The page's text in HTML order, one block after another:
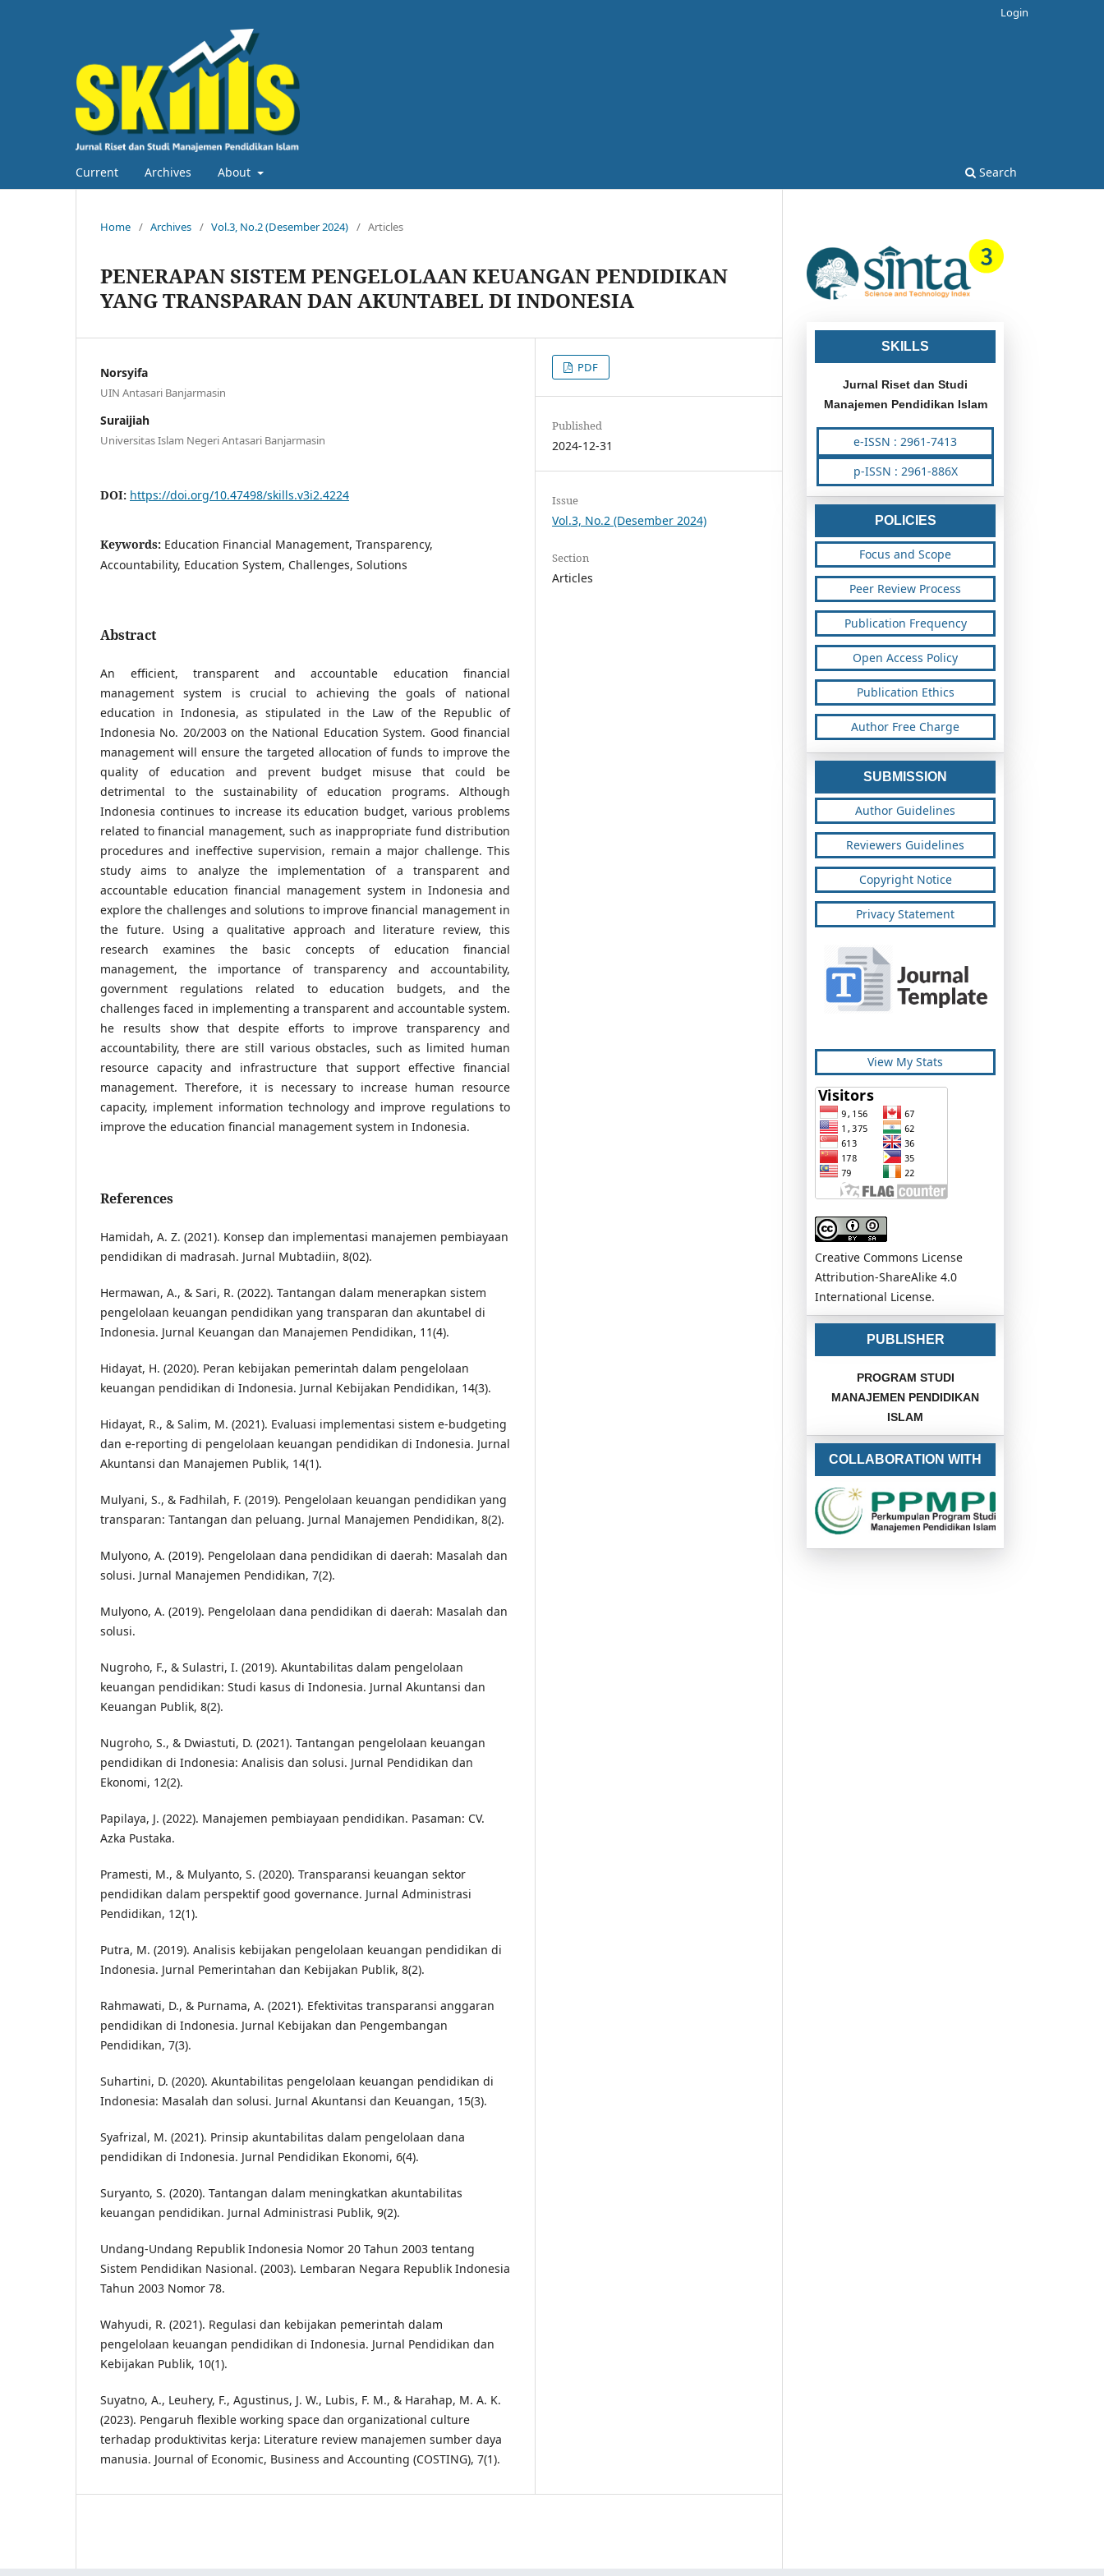
Current Archives About Search
Login
Home / Archives / Vol.3, No.2 (Desember 2024) / Articles
PENERAPAN SISTEM PENGELOLAAN KEUANGAN PENDIDIKAN
YANG TRANSPARAN DAN AKUNTABEL DI INDONESIA
Norsyifa
UIN Antasari Banjarmasin
Suraijiah
Universitas Islam Negeri Antasari Banjarmasin
DOI: https://doi.org/10.47498/skills.v3i2.4224
Keywords: Education Financial Management, Transparency,
Accountability, Education System, Challenges, Solutions
Abstract
An efficient, transparent and accountable education financial
management system is crucial to achieving the goals of national
education in Indonesia, as stipulated in the Law of the Republic of
Indonesia No. 20/2003 on the National Education System. Good financial
management will ensure the targeted allocation of funds to improve the
quality of education and prevent budget misuse that could be
detrimental to the sustainability of education programs. Although
Indonesia continues to increase its education budget, various problems
related to financial management, such as inappropriate fund distribution
procedures and ineffective supervision, remain a major challenge. This
study aims to analyze the implementation of a transparent and
accountable education financial management system in Indonesia and
explore the challenges and solutions to improve financial management in
the future. Using a qualitative approach and literature review, this
research examines the basic concepts of education financial
management, the importance of transparency and accountability,
government regulations related to education budgets, and the
challenges faced in implementing a transparent and accountable system.
he results show that despite efforts to improve transparency and
accountability, there are still various obstacles, such as limited human
resource capacity and infrastructure that support effective financial
management. Therefore, it is necessary to increase human resource
capacity, implement information technology and improve regulations to
improve the education financial management system in Indonesia.
References
Hamidah, A. Z. (2021). Konsep dan implementasi manajemen pembiayaan
pendidikan di madrasah. Jurnal Mubtadiin, 8(02).
Hermawan, A., & Sari, R. (2022). Tantangan dalam menerapkan sistem
pengelolaan keuangan pendidikan yang transparan dan akuntabel di
Indonesia. Jurnal Keuangan dan Manajemen Pendidikan, 11(4).
Hidayat, H. (2020). Peran kebijakan pemerintah dalam pengelolaan
keuangan pendidikan di Indonesia. Jurnal Kebijakan Pendidikan, 14(3).
Hidayat, R., & Salim, M. (2021). Evaluasi implementasi sistem e-budgeting
dan e-reporting di pengelolaan keuangan pendidikan di Indonesia. Jurnal
Akuntansi dan Manajemen Publik, 14(1).
Mulyani, S., & Fadhilah, F. (2019). Pengelolaan keuangan pendidikan yang
transparan: Tantangan dan peluang. Jurnal Manajemen Pendidikan, 8(2).
Mulyono, A. (2019). Pengelolaan dana pendidikan di daerah: Masalah dan
solusi. Jurnal Manajemen Pendidikan, 7(2).
Mulyono, A. (2019). Pengelolaan dana pendidikan di daerah: Masalah dan
solusi.
Nugroho, F., & Sulastri, I. (2019). Akuntabilitas dalam pengelolaan
keuangan pendidikan: Studi kasus di Indonesia. Jurnal Akuntansi dan
Keuangan Publik, 8(2).
Nugroho, S., & Dwiastuti, D. (2021). Tantangan pengelolaan keuangan
pendidikan di Indonesia: Analisis dan solusi. Jurnal Pendidikan dan
Ekonomi, 12(2).
Papilaya, J. (2022). Manajemen pembiayaan pendidikan. Pasaman: CV.
Azka Pustaka.
Pramesti, M., & Mulyanto, S. (2020). Transparansi keuangan sektor
pendidikan dalam perspektif good governance. Jurnal Administrasi
Pendidikan, 12(1).
Putra, M. (2019). Analisis kebijakan pengelolaan keuangan pendidikan di
Indonesia. Jurnal Pemerintahan dan Kebijakan Publik, 8(2).
Rahmawati, D., & Purnama, A. (2021). Efektivitas transparansi anggaran
pendidikan di Indonesia. Jurnal Kebijakan dan Pengembangan
Pendidikan, 7(3).
Suhartini, D. (2020). Akuntabilitas pengelolaan keuangan pendidikan di
Indonesia: Masalah dan solusi. Jurnal Akuntansi dan Keuangan, 15(3).
Syafrizal, M. (2021). Prinsip akuntabilitas dalam pengelolaan dana
pendidikan di Indonesia. Jurnal Pendidikan Ekonomi, 6(4).
Suryanto, S. (2020). Tantangan dalam meningkatkan akuntabilitas
keuangan pendidikan. Jurnal Administrasi Publik, 9(2).
Undang-Undang Republik Indonesia Nomor 20 Tahun 2003 tentang
Sistem Pendidikan Nasional. (2003). Lembaran Negara Republik Indonesia
Tahun 2003 Nomor 78.
Wahyudi, R. (2021). Regulasi dan kebijakan pemerintah dalam
pengelolaan keuangan pendidikan di Indonesia. Jurnal Pendidikan dan
Kebijakan Publik, 10(1).
Suyatno, A., Leuhery, F., Agustinus, J. W., Lubis, F. M., & Harahap, M. A. K.
(2023). Pengaruh flexible working space dan organizational culture
terhadap produktivitas kerja: Literature review manajemen sumber daya
manusia. Journal of Economic, Business and Accounting (COSTING), 7(1).
PDF
Published
2024-12-31
Issue
Vol.3, No.2 (Desember 2024)
Section
Articles
SKILLS
Jurnal Riset dan Studi
Manajemen Pendidikan Islam
e-ISSN : 2961-7413
p-ISSN : 2961-886X
POLICIES
Focus and Scope
Peer Review Process
Publication Frequency
Open Access Policy
Publication Ethics
Author Free Charge
SUBMISSION
Author Guidelines
Reviewers Guidelines
Copyright Notice
Privacy Statement
View My Stats
Creative Commons License
Attribution-ShareAlike 4.0
International License.
PUBLISHER
PROGRAM STUDI
MANAJEMEN PENDIDIKAN
ISLAM
COLLABORATION WITH